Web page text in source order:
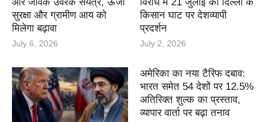
सुरक्षा और ग्रामीण आय को
मिलेगा बढ़ावा
July 6, 2026
किसान घाट पर देशव्यापी
प्रदर्शन
July 2, 2026
अमेरिका का नया टैरिफ दबाव:
भारत समेत 54 देशों पर 12.5%
अतिरिक्त शुल्क का प्रस्ताव,
व्यापार वार्ता पर बढ़ा तनाव